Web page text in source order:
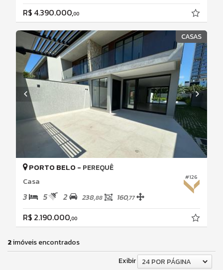
R$ 4.390.000,00
CASAS
#126
PORTO BELO - PEREQUÊ
Casa
3 5 2 238,88 160,77
R$ 2.190.000,00
2imóveis encontrados
Exibir
24 POR PÁGINA